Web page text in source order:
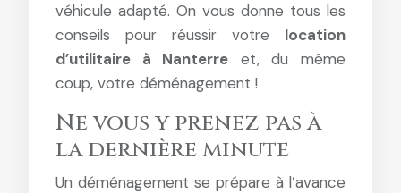
véhicule adapté. On vous donne tous les
conseils pour réussir votre location
d’utilitaire à Nanterre et, du même
coup, votre déménagement !
Ne vous y prenez pas à
la dernière minute
Un déménagement se prépare à l’avance